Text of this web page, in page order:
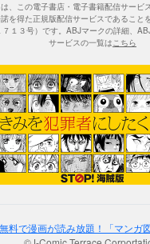
、この電子書店・電子書籍配信サービ
を得た正規版配信サービスであること
１３号）です。ABJマークの詳細、
サービスの一覧はこちら
無料で漫画が読み放題！「マンガ